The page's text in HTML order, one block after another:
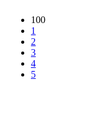
100
1
2
3
4
5